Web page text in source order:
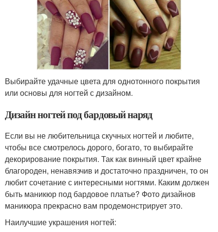
Выбирайте удачные цвета для однотонного покрытия
или основы для ногтей с дизайном.
Дизайн ногтей под бардовый наряд
Если вы не любительница скучных ногтей и любите,
чтобы все смотрелось дорого, богато, то выбирайте
декорирование покрытия. Так как винный цвет крайне
благороден, ненавязчив и достаточно праздничен, то он
любит сочетание с интересными ногтями. Каким должен
быть маникюр под бардовое платье? Фото дизайнов
маникюра прекрасно вам продемонстрирует это.
Наилучшие украшения ногтей: